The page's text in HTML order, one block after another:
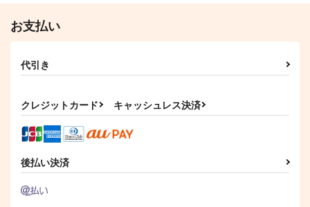
お支払い
代引き
クレジットカード キャッシュレス決済
後払い決済